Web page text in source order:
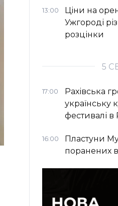
13:00
Ціни на
Ужгороді
розцінки
5
17:00
Рахівська
українську
фестивалі в
16:00
Пластуни
поранених